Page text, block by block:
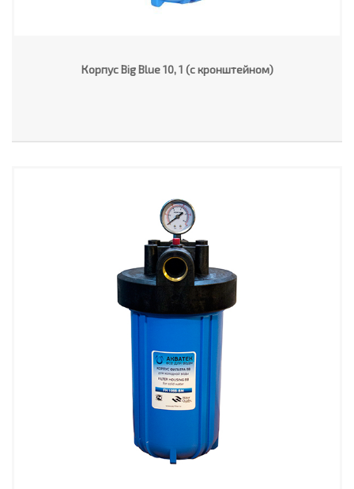
Корпус Big Blue 10, 1 (с кронштейном)